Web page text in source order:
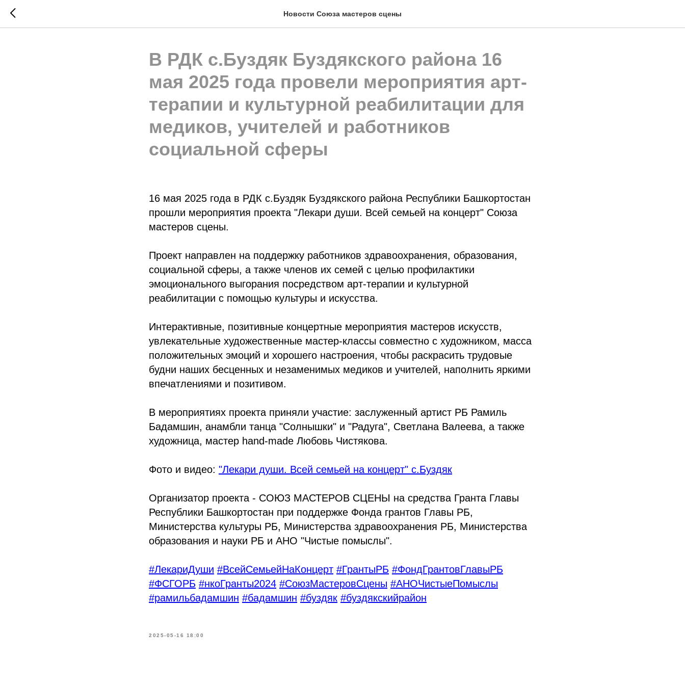
Новости Союза мастеров сцены
В РДК с.Буздяк Буздякского района 16
мая 2025 года провели мероприятия арт-
терапии и культурной реабилитации для
медиков, учителей и работников
социальной сферы
16 мая 2025 года в РДК с.Буздяк Буздякского района Республики Башкортостан
прошли мероприятия проекта "Лекари души. Всей семьей на концерт" Союза
мастеров сцены.
Проект направлен на поддержку работников здравоохранения, образования,
социальной сферы, а также членов их семей с целью профилактики
эмоционального выгорания посредством арт-терапии и культурной
реабилитации с помощью культуры и искусства.
Интерактивные, позитивные концертные мероприятия мастеров искусств,
увлекательные художественные мастер-классы совместно с художником, масса
положительных эмоций и хорошего настроения, чтобы раскрасить трудовые
будни наших бесценных и незаменимых медиков и учителей, наполнить яркими
впечатлениями и позитивом.
В мероприятиях проекта приняли участие: заслуженный артист РБ Рамиль
Бадамшин, анамбли танца "Солнышки" и "Радуга", Светлана Валеева, а также
художница, мастер hand-made Любовь Чистякова.
Фото и видео: "Лекари души. Всей семьей на концерт" с.Буздяк
Организатор проекта - СОЮЗ МАСТЕРОВ СЦЕНЫ на средства Гранта Главы
Республики Башкортостан при поддержке Фонда грантов Главы РБ,
Министерства культуры РБ, Министерства здравоохранения РБ, Министерства
образования и науки РБ и АНО "Чистые помыслы".
#ЛекариДуши #ВсейСемьейНаКонцерт #ГрантыРБ #ФондГрантовГлавыРБ
#ФСГОРБ #нкоГранты2024 #СоюзМастеровСцены #АНОЧистыеПомыслы
#рамильбадамшин #бадамшин #буздяк #буздякскийрайон
2025-05-16 18:00